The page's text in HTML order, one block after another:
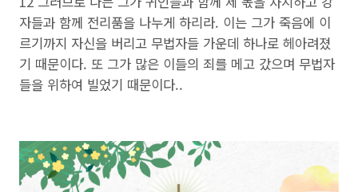
자들과 함께 전리품을 나누게 하리라. 이는 그가 죽음에 이
르기까지 자신을 버리고 무법자들 가운데 하나로 헤아려졌
기 때문이다. 또 그가 많은 이들의 죄를 메고 갔으며 무법자
들을 위하여 빌었기 때문이다..